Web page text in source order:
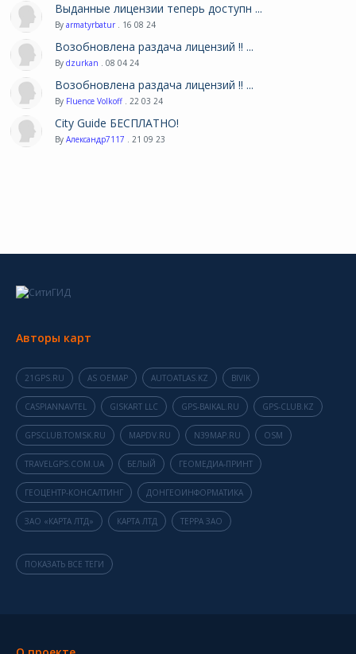
Выданные лицензии теперь доступн ...
By armatyrbatur . 16 08 24
Возобновлена раздача лицензий !! ...
By dzurkan . 08 04 24
Возобновлена раздача лицензий !! ...
By Fluence Volkoff . 22 03 24
City Guide БЕСПЛАТНО!
By Александр7117 . 21 09 23
Авторы карт
21GPS.RU AS OEMAP AUTOATLAS.KZ BIVIK
CASPIANNAVTEL GISKART LLC GPS-BAIKAL.RU GPS-CLUB.KZ
GPSCLUB.TOMSK.RU MAPDV.RU N39MAP.RU OSM
TRAVELGPS.COM.UA БЕЛЫЙ ГЕОМЕДИА-ПРИНТ
ГЕОЦЕНТР-КОНСАЛТИНГ ДОНГЕОИНФОРМАТИКА
ЗАО «КАРТА ЛТД» КАРТА ЛТД ТЕРРА ЗАО
ПОКАЗАТЬ ВСЕ ТЕГИ